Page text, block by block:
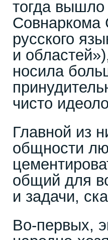
тогда
Совнаркома
русского
и
носила
чисто
Главной из
общности
общий для
и задачи,
Во-первых,